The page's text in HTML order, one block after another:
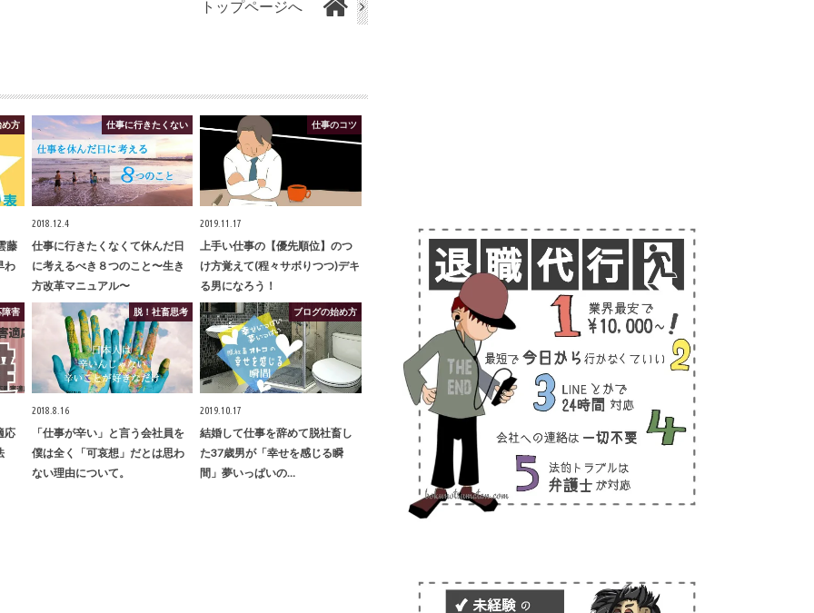
トップページへ
め方
藤
わ
仕事に行きたくない
2018.12.4
仕事に行きたくなくて休んだ日
に考えるべき８つのこと〜生き
方改革マニュアル〜
仕事のコツ
2019.11.17
上手い仕事の【優先順位】のつ
け方覚えて(程々サボりつつ)デキ
る男になろう！
障害
応
脱！社畜思考
2018.8.16
「仕事が辛い」と言う会社員を
僕は全く「可哀想」だとは思わ
ない理由について。
ブログの始め方
2019.10.17
結婚して仕事を辞めて脱社畜し
た37歳男が「幸せを感じる瞬
間」夢いっぱいの…